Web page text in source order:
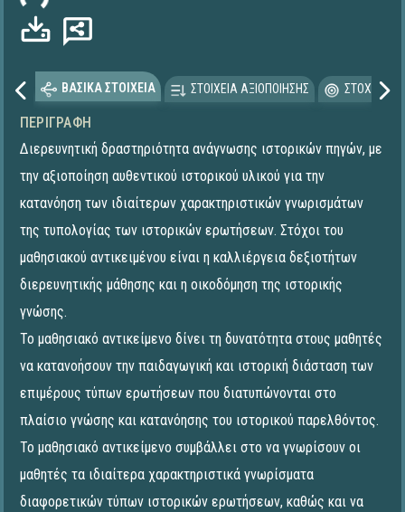
ΒΑΣΙΚΑ ΣΤΟΙΧΕΙΑ ΣΤΟΙΧΕΙΑ ΑΞΙΟΠΟΙΗΣΗΣ
ΠΕΡΙΓΡΑΦΉ
Διερευνητική δραστηριότητα ανάγνωσης ιστορικών πηγών, με
την αξιοποίηση αυθεντικού ιστορικού υλικού για την
κατανόηση των ιδιαίτερων χαρακτηριστικών γνωρισμάτων
της τυπολογίας των ιστορικών ερωτήσεων. Στόχοι του
μαθησιακού αντικειμένου είναι η καλλιέργεια δεξιοτήτων
διερευνητικής μάθησης και η οικοδόμηση της ιστορικής
γνώσης.
Το μαθησιακό αντικείμενο δίνει τη δυνατότητα στους μαθητές
να κατανοήσουν την παιδαγωγική και ιστορική διάσταση των
επιμέρους τύπων ερωτήσεων που διατυπώνονται στο
πλαίσιο γνώσης και κατανόησης του ιστορικού παρελθόντος.
Το μαθησιακό αντικείμενο συμβάλλει στο να γνωρίσουν οι
μαθητές τα ιδιαίτερα χαρακτηριστικά γνωρίσματα
διαφορετικών τύπων ιστορικών ερωτήσεων, καθώς και να